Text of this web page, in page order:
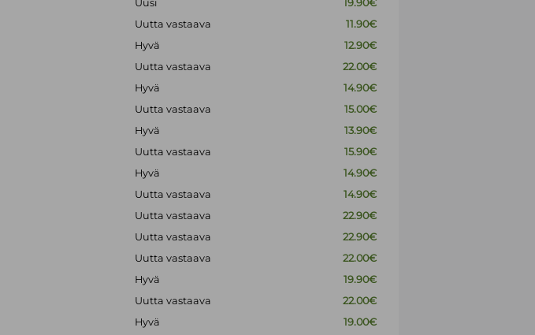
Uusi
19.90€
Uutta vastaava
11.90€
Hyvä
12.90€
Uutta vastaava
22.00€
Hyvä
14.90€
Uutta vastaava
15.00€
Hyvä
13.90€
Uutta vastaava
15.90€
Hyvä
14.90€
Uutta vastaava
14.90€
Uutta vastaava
22.90€
Uutta vastaava
22.90€
Uutta vastaava
22.00€
Hyvä
19.90€
Uutta vastaava
22.00€
Hyvä
19.00€